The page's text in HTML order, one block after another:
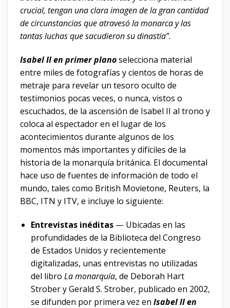
crucial, tengan una clara imagen de la gran cantidad
de circunstancias que atravesó la monarca y las
tantas luchas que sacudieron su dinastía”.
Isabel II en primer planoselecciona material
entre miles de fotografías y cientos de horas de
metraje para revelar un tesoro oculto de
testimonios pocas veces, o nunca, vistos o
escuchados, de la ascensión de Isabel II al trono y
coloca al espectador en el lugar de los
acontecimientos durante algunos de los
momentos más importantes y difíciles de la
historia de la monarquía británica. El documental
hace uso de fuentes de información de todo el
mundo, tales como British Movietone, Reuters, la
BBC, ITN y ITV, e incluye lo siguiente:
Entrevistas inéditas — Ubicadas en las
profundidades de la Biblioteca del Congreso
de Estados Unidos y recientemente
digitalizadas, unas entrevistas no utilizadas
del libro La monarquía, de Deborah Hart
Strober y Gerald S. Strober, publicado en 2002,
se difunden por primera vez en Isabel II en